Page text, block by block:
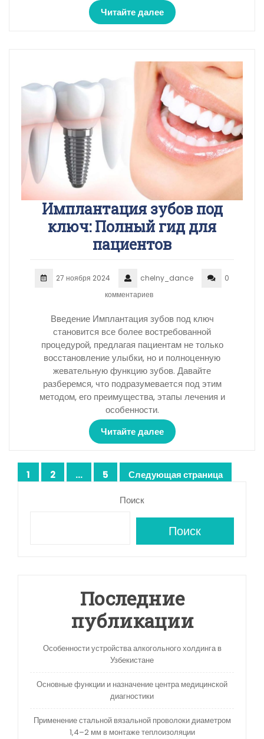
Читайте далее
Имплантация зубов под
ключ: Полный гид для
пациентов
27 ноября 2024 chelny_dance
0
комментариев
Введение Имплантация зубов под ключ
становится все более востребованной
процедурой, предлагая пациентам не только
восстановление улыбки, но и полноценную
жевательную функцию зубов. Давайте
разберемся, что подразумевается под этим
методом, его преимущества, этапы лечения и
особенности.
Читайте далее
Пагинация
Страница
1 Страница
2 … Страница
5 Следующая страница
Поиск
Поиск
Последние
публикации
Особенности устройства алкогольного холдинга в
Узбекистане
Основные функции и назначение центра медицинской
диагностики
Применение стальной вязальной проволоки диаметром
1,4–2 мм в монтаже теплоизоляции